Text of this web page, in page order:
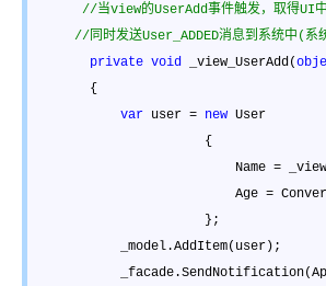
//当view的UserAdd事件触发，取得UI
// 同时发送User_ADDED消息到系统中(
private void _view_UserAdd(
       {
var user = new User
                      {
                          Name
=
                          Age
=
                      };
           _model.AddItem(user);